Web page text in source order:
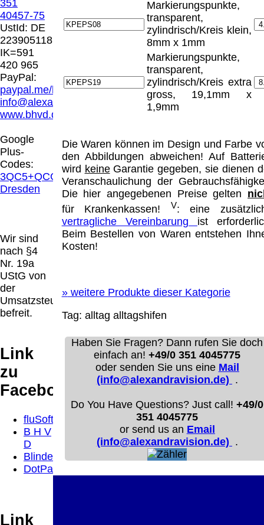
351
40457-75
UstId: DE
223905118
IK=591
420 965
PayPal:
paypal.me/blindenhilfsmittel
info@alexandravision.de
www.bhvd.de
Google
Plus-
Codes:
3QC5+QCG
Dresden
Wir sind
nach §4
Nr. 19a
UStG von
der
Umsatzsteuer
befreit.
Link
zu
Facebook
fluSoft
B H V
D
Blindenbrief
DotPad
Link
Markierungspunkte,
transparent,
zylindrisch/Kreis klein,
8mm x 1mm
Markierungspunkte,
transparent,
zylindrisch/Kreis extra
gross, 19,1mm x
1,9mm
Die Waren können im Design und Farbe
den Abbildungen abweichen! Auf
wird keineGarantie gegeben, sie dienen
Veranschaulichung der
Die hier angegebenen Preise gelten
für Krankenkassen!
V: eine
vertragliche Vereinbarung ist
Beim Bestellen von Waren entstehen
Kosten!
»weitere Produkte dieser Kategorie
Tag: alltag alltagshifen
Haben Sie Fragen? Dann rufen Sie doch
einfach an!+49/0 351 4045775
oder senden Sie uns eine Mail
(info@alexandravision.de) .
Do You Have Questions? Just call!+49/0
351 4045775
or send us an Email
(info@alexandravision.de) .
Anbringung eines Links, die Inhalte der
gelinkten Seite ggf. mit zu verantworten hat.
Dieses kann nur dadurch verhindert werden,
dass man sich ausdrücklich von diesen
Inhalten distanziert. Hiermit distanzieren wir
uns ausdrücklich von allen Inhalten, aller
gelinkten Seiten auf unserer Homepage und
machen uns diese Inhalte nicht zu eigen.
Diese Erklärung gilt für alle auf unserer
Homepage angebrachten Links.
Die Europäische Kommission stellt eine
Plattform zur Online-Streitbeilegung (OS)
bereit. Die Plattform finden Sie unter
http://ec.europa.eu/consumers/odr/Unsere E-
Mailadresse lautet:info@alexandravision.de.
Seitenanfang Impressum AGB Widerruf
Datenschutz Urheberrechte Kontakt
Links
Katalog (PDF) Sitemap
große Anzeige Schließen X
Diese Website nutzt Cookies, um bestmögliche
Funktionalität bieten zu können.
This website uses cookies to provide the best possible
functionality.